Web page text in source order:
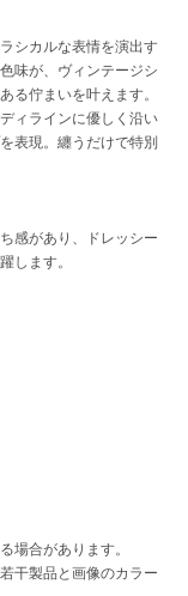
シカルな表情を演出す
味が、ヴィンテージシ
る佇まいを叶えます。
ィラインに優しく沿い
表現。纏うだけで特別
感があり、ドレッシー
します。
場合があります。
干製品と画像のカラー